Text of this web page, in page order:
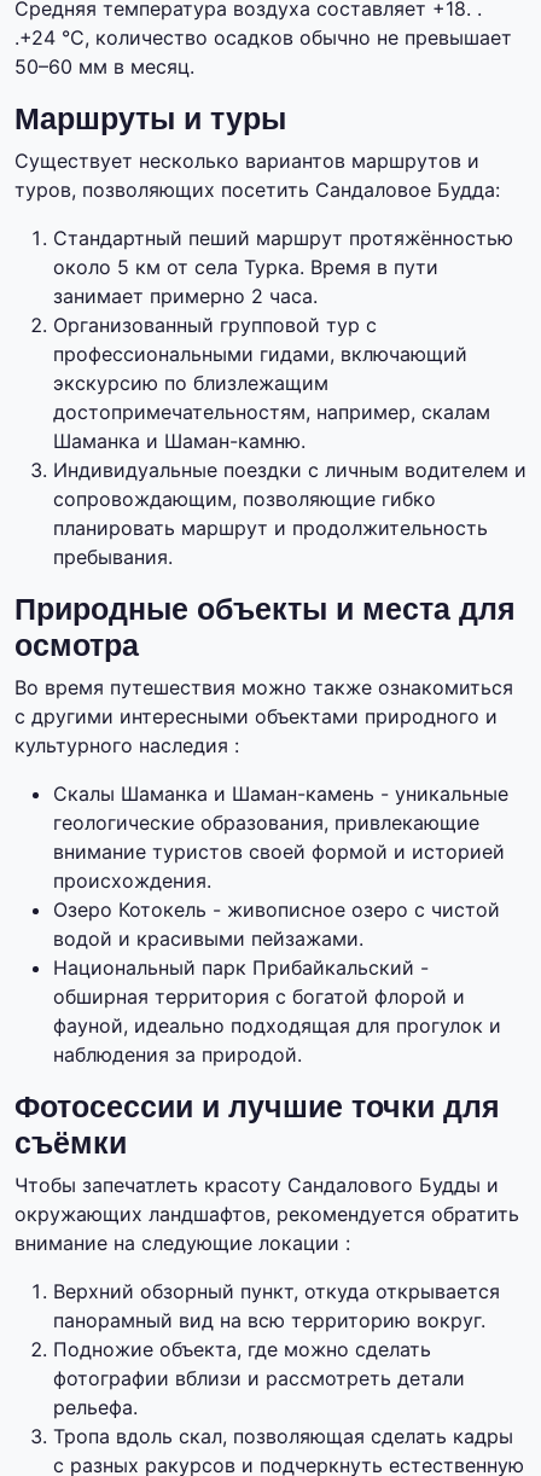
Средняя температура воздуха составляет +18. .
.+24 °C, количество осадков обычно не превышает
50–60 мм в месяц.
Маршруты и туры
Существует несколько вариантов маршрутов и
туров, позволяющих посетить Сандаловое Будда:
Стандартный пеший маршрут протяжённостью
около 5 км от села Турка. Время в пути
занимает примерно 2 часа.
Организованный групповой тур с
профессиональными гидами, включающий
экскурсию по близлежащим
достопримечательностям, например, скалам
Шаманка и Шаман-камню.
Индивидуальные поездки с личным водителем и
сопровождающим, позволяющие гибко
планировать маршрут и продолжительность
пребывания.
Природные объекты и места для
осмотра
Во время путешествия можно также ознакомиться
с другими интересными объектами природного и
культурного наследия :
Скалы Шаманка и Шаман-камень - уникальные
геологические образования, привлекающие
внимание туристов своей формой и историей
происхождения.
Озеро Котокель - живописное озеро с чистой
водой и красивыми пейзажами.
Национальный парк Прибайкальский -
обширная территория с богатой флорой и
фауной, идеально подходящая для прогулок и
наблюдения за природой.
Фотосессии и лучшие точки для
съёмки
Чтобы запечатлеть красоту Сандалового Будды и
окружающих ландшафтов, рекомендуется обратить
внимание на следующие локации :
Верхний обзорный пункт, откуда открывается
панорамный вид на всю территорию вокруг.
Подножие объекта, где можно сделать
фотографии вблизи и рассмотреть детали
рельефа.
Тропа вдоль скал, позволяющая сделать кадры
с разных ракурсов и подчеркнуть естественную